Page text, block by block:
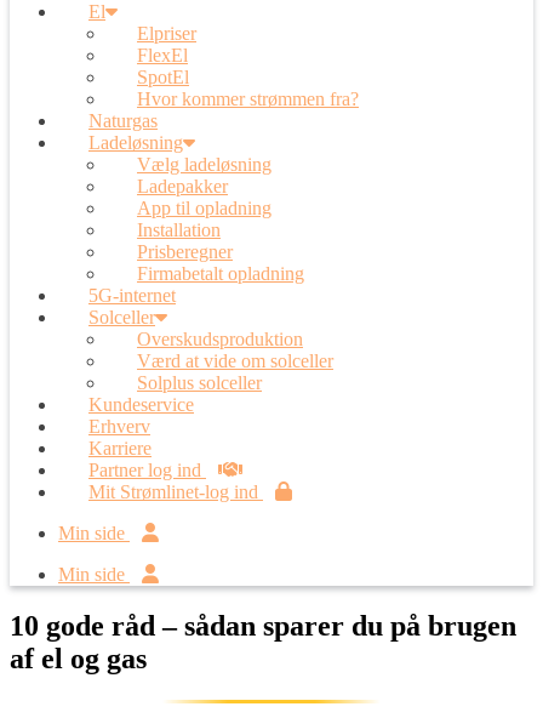
El
Elpriser
FlexEl
SpotEl
Hvor kommer strømmen fra?
Naturgas
Ladeløsning
Vælg ladeløsning
Ladepakker
App til opladning
Installation
Prisberegner
Firmabetalt opladning
5G-internet
Solceller
Overskudsproduktion
Værd at vide om solceller
Solplus solceller
Kundeservice
Erhverv
Karriere
Partner log ind
Mit Strømlinet-log ind
Min side
Min side
10 gode råd – sådan sparer du på brugen
af el og gas